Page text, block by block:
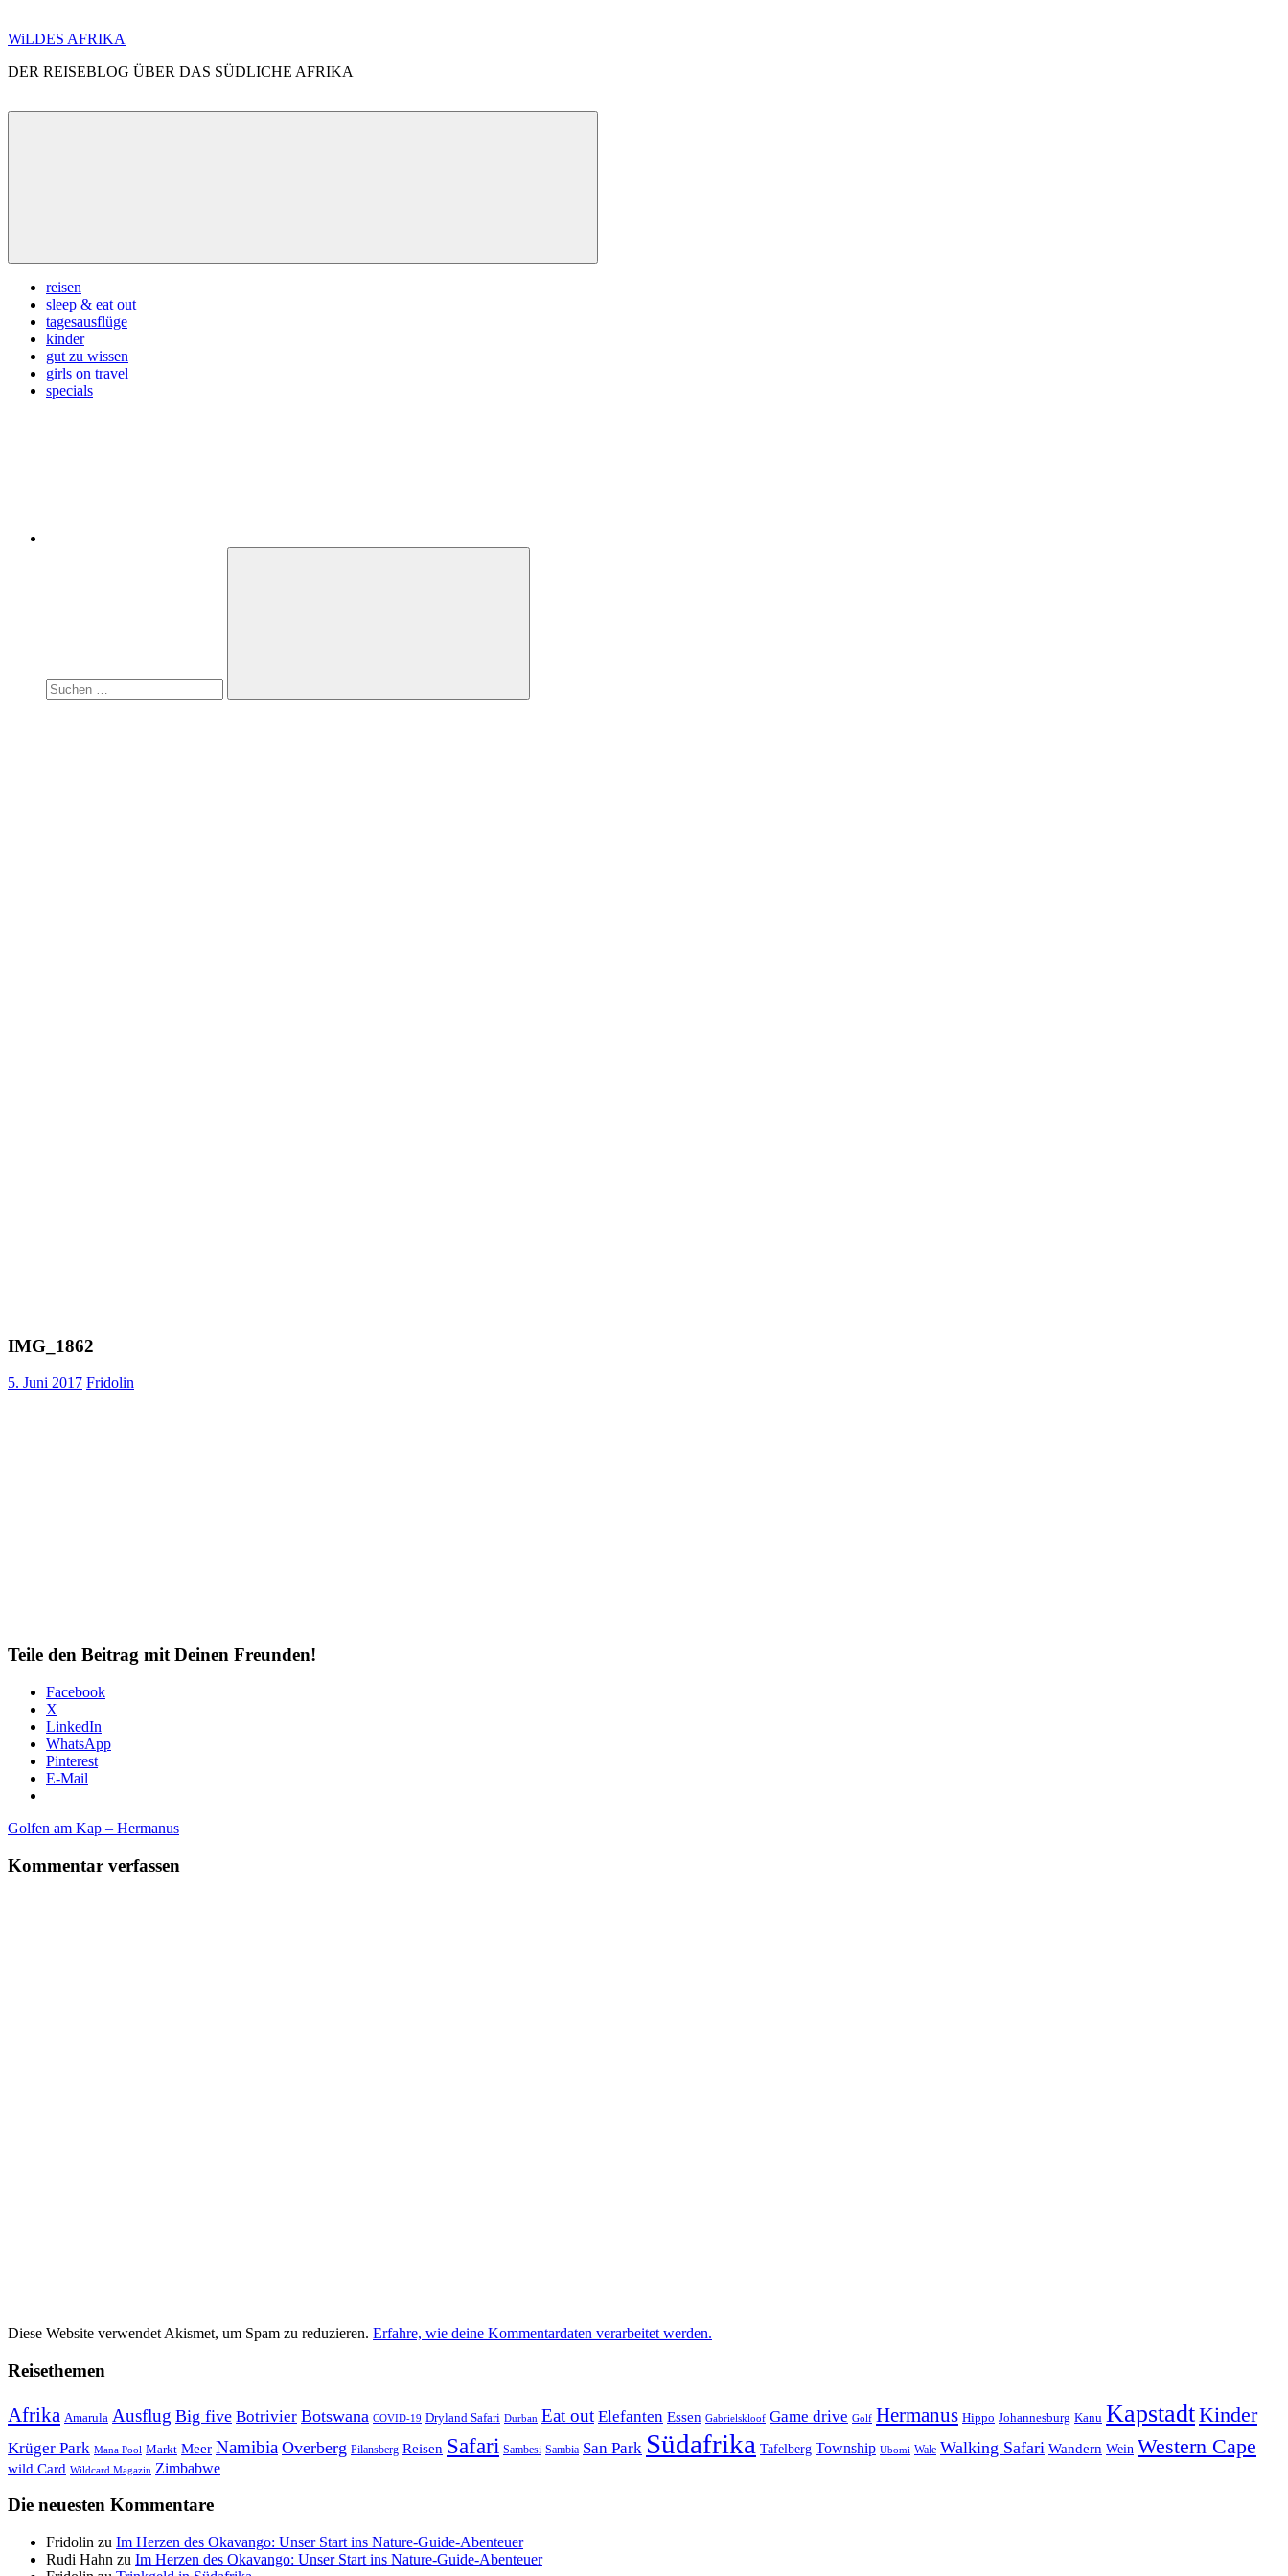
Zum
springen
WiLDES AFRIKA
DER REISEBLOG ÜBER DAS SÜDLICHE AFRIKA
Menü
reisen
sleep & eat out
tagesausflüge
kinder
gut zu wissen
girls on travel
specials
Suchen
IMG_1862
5. Juni 2017 Fridolin
Teile den Beitrag mit Deinen Freunden!
Facebook
X
LinkedIn
WhatsApp
Pinterest
E-Mail
Beitragsnavigation
Vorheriger
Golfen am Kap – Hermanus
Kommentar verfassen
Diese Website verwendet Akismet, um Spam zu reduzieren. Erfahre, wie deine Kommentardaten verarbeitet werden.
Reisethemen
Afrika Amarula Ausflug Big five Botrivier Botswana COVID-19 Dryland Safari Durban Eat out Elefanten Essen Gabrielskloof Game drive Golf Hermanus Hippo Johannesburg Kanu KapstadtKinder
Krüger Park Mana Pool Markt Meer Namibia Overberg Pilansberg Reisen Safari Sambesi Sambia San Park Südafrika Tafelberg Township Ubomi Wale Walking Safari Wandern Wein Western Cape
wild Card Wildcard Magazin Zimbabwe
Die neuesten Kommentare
Fridolin zu Im Herzen des Okavango: Unser Start ins Nature-Guide-Abenteuer
Rudi Hahn zu Im Herzen des Okavango: Unser Start ins Nature-Guide-Abenteuer